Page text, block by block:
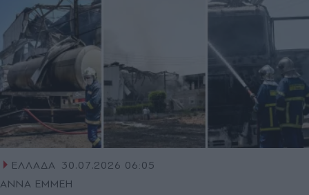
ΕΛΛΑΔΑ 30.07.2026 06:05
ΑΝΝΑ ΕΜΜΕΗ